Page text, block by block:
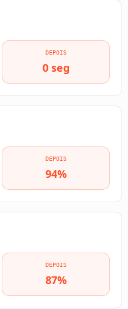
DEPOIS
0 seg
DEPOIS
94%
DEPOIS
87%